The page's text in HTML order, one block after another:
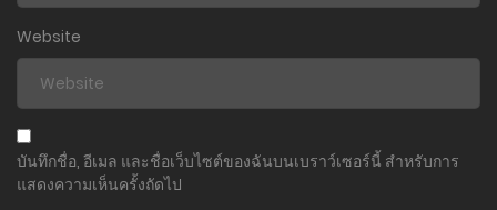
Website
บันทึกชื่อ, อีเมล และชื่อเว็บไซต์ของฉันบนเบราว์เซอร์นี้ สำหรับการ
แสดงความเห็นครั้งถัดไป